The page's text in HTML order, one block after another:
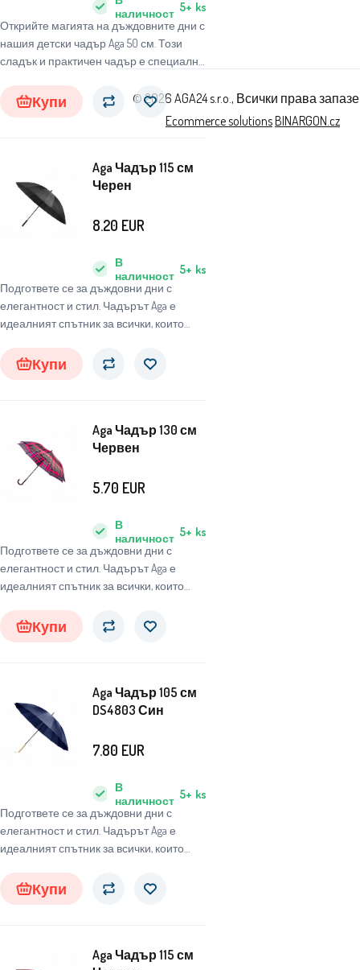
Открийте магията на дъждовните дни с
нашия детски чадър Aga 50 см. Този
сладък и практичен чадър е специално
от неблагоприятни метеорологични
условия и същевременно да им носи
наличност 5+ ks
Купи
Aga Чадър 115 см
Черен
Подгответе се за дъждовни дни с
елегантност и стил. Чадърът Aga е
идеалният спътник за всички, които
да ги защити от неблагоприятните
атмосферни условия.
В
наличност 5+ ks
8.20 EUR
Купи
Aga Чадър 130 см
Червен
Подгответе се за дъждовни дни с
елегантност и стил. Чадърът Aga е
идеалният спътник за всички, които
да ги защити от неблагоприятните
атмосферни условия.
В
наличност 5+ ks
5.70 EUR
Купи
Aga Чадър 105 см
DS4803 Син
Подгответе се за дъждовни дни с
елегантност и стил. Чадърът Aga е
идеалният спътник за всички, които
да ги защити от неблагоприятните
атмосферни условия.
В
наличност 5+ ks
7.80 EUR
Купи
Aga Чадър 115 см
© 2026 AGA24 s.r.o., Всички права
Ecommerce solutionsBINARGON.cz